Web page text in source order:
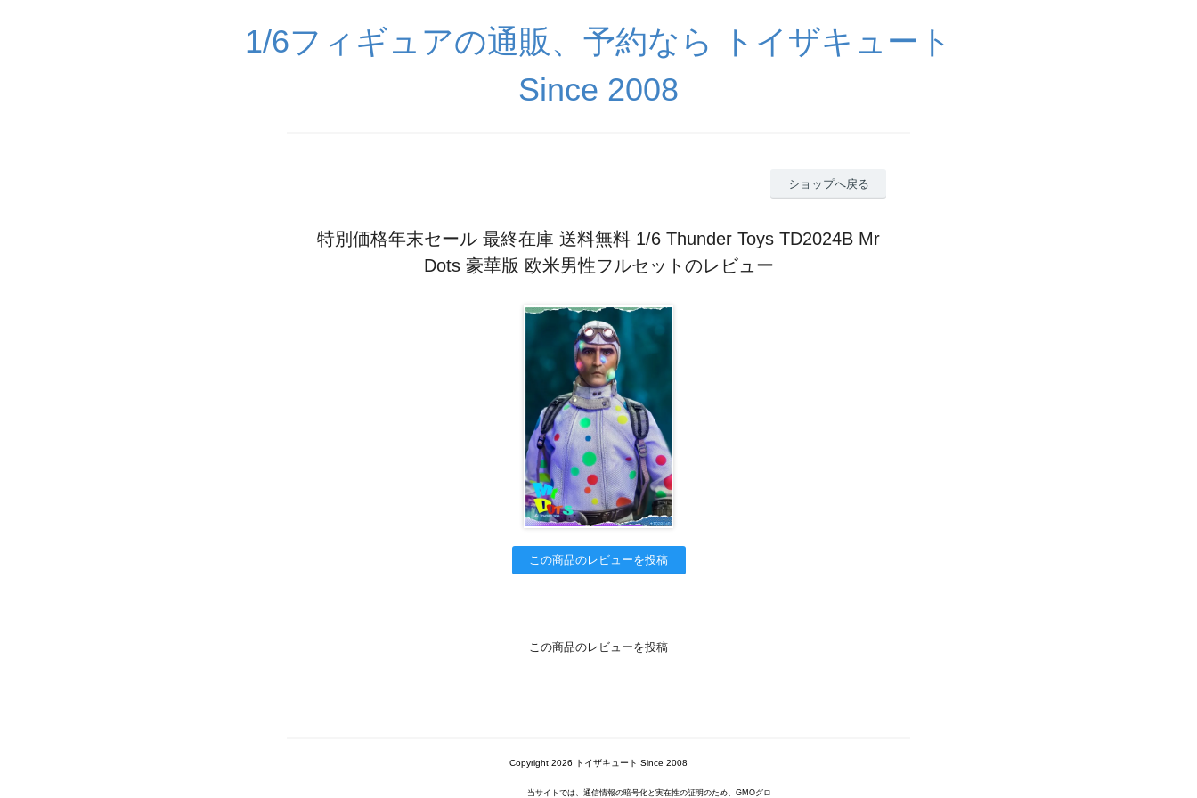
1/6フィギュアの通販、予約なら トイザキュート
Since 2008
ショップへ戻る
特別価格年末セール 最終在庫 送料無料 1/6 Thunder Toys TD2024B Mr
Dots 豪華版 欧米男性フルセットのレビュー
この商品のレビューを投稿
この商品のレビューを投稿
Copyright 2026 トイザキュート Since 2008
当サイトでは、通信情報の暗号化と実在性の証明のため、GMOグロ